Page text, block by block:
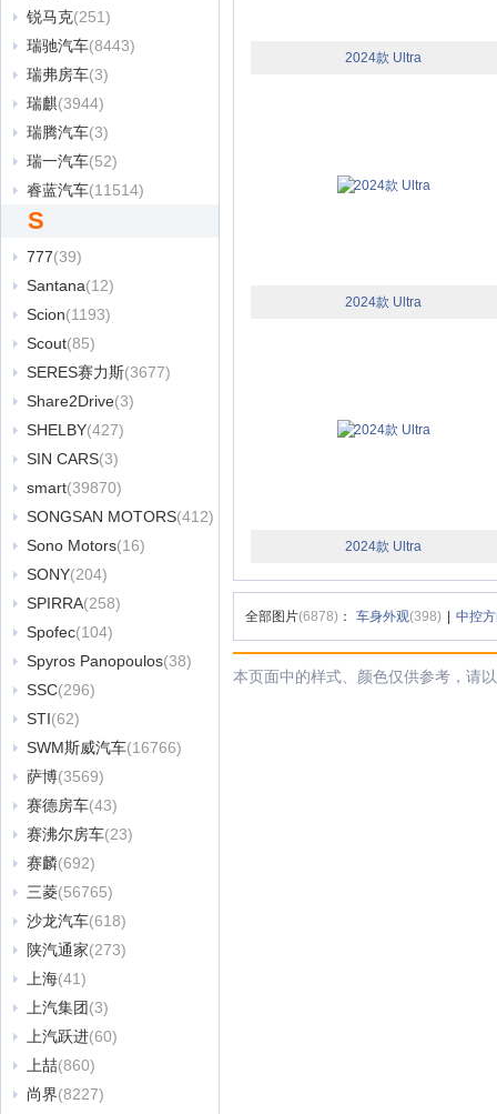
锐马克(251)
瑞驰汽车(8443)
瑞弗房车(3)
瑞麒(3944)
瑞腾汽车(3)
瑞一汽车(52)
睿蓝汽车(11514)
S
777(39)
Santana(12)
Scion(1193)
Scout(85)
SERES赛力斯(3677)
Share2Drive(3)
SHELBY(427)
SIN CARS(3)
smart(39870)
SONGSAN MOTORS(412)
Sono Motors(16)
SONY(204)
SPIRRA(258)
Spofec(104)
Spyros Panopoulos(38)
SSC(296)
STI(62)
SWM斯威汽车(16766)
萨博(3569)
赛德房车(43)
赛沸尔房车(23)
赛麟(692)
三菱(56765)
沙龙汽车(618)
陕汽通家(273)
上海(41)
上汽集团(3)
上汽跃进(60)
上喆(860)
尚界(8227)
2024款 Ultra
2024款 Ultra
2024款 Ultra
全部图片(6878) ： 车身外观(398) 中控
本页面中的样式、颜色仅供参考，请